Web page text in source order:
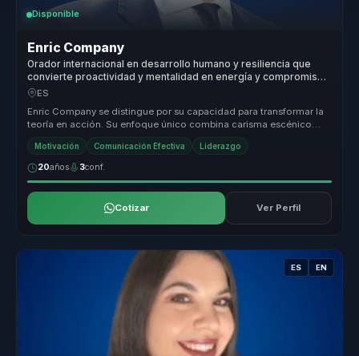
Disponible
Enric Company
Orador internacional en desarrollo humano y resiliencia que
convierte proactividad y mentalidad en energía y compromiso
para equipos.
ES
Enric Company se distingue por su capacidad para transformar la
teoría en acción. Su enfoque único combina carisma escénico
con conocimie...
Motivación Comunicación Efectiva Liderazgo
20años 3conf.
Cotizar Ver Perfil
ES EN